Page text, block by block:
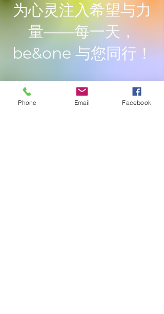
为心灵注入希望与力
量——每一天，
be&one 与您同行！
Phone Email Facebook